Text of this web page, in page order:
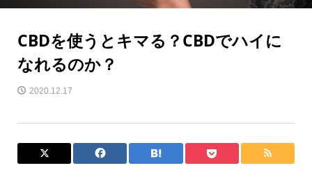
CBDを使うとキマる？CBDでハイに
なれるのか？
2020.12.17